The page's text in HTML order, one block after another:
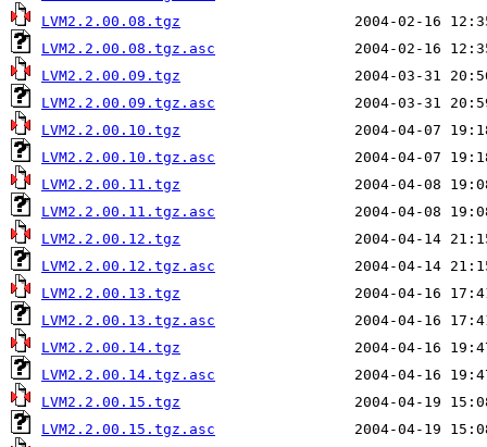
LVM2.2.00.08.tgz
LVM2.2.00.08.tgz.asc
LVM2.2.00.09.tgz
LVM2.2.00.09.tgz.asc
LVM2.2.00.10.tgz
LVM2.2.00.10.tgz.asc
LVM2.2.00.11.tgz
LVM2.2.00.11.tgz.asc
LVM2.2.00.12.tgz
LVM2.2.00.12.tgz.asc
LVM2.2.00.13.tgz
LVM2.2.00.13.tgz.asc
LVM2.2.00.14.tgz
LVM2.2.00.14.tgz.asc
LVM2.2.00.15.tgz
LVM2.2.00.15.tgz.asc